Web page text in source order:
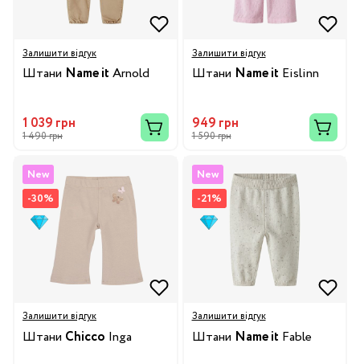
Залишити відгук
Штани Name it Arnold
1 039 грн
1 490 грн
Залишити відгук
Штани Name it Eislinn
949 грн
1 590 грн
New
-30%
Залишити відгук
Штани Chicco Inga
New
-21%
Залишити відгук
Штани Name it Fable